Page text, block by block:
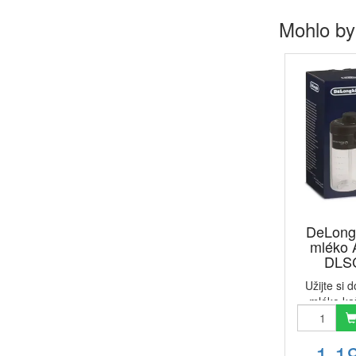
Mohlo
mléko
Užijte si
mléko
nádobka
DLSC033
doplňkem